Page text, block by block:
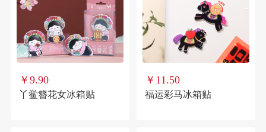
￥9.90
丫鲎簪花女冰箱贴
￥11.50
福运彩马冰箱贴